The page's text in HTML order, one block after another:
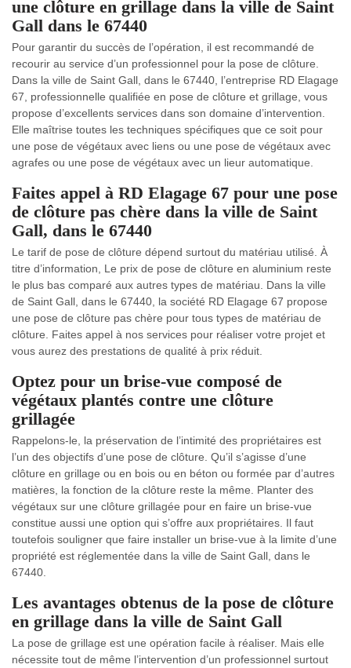
une clôture en grillage dans la ville de Saint
Gall dans le 67440
Pour garantir du succès de l’opération, il est recommandé de
recourir au service d’un professionnel pour la pose de clôture.
Dans la ville de Saint Gall, dans le 67440, l’entreprise RD Elagage
67, professionnelle qualifiée en pose de clôture et grillage, vous
propose d’excellents services dans son domaine d’intervention.
Elle maîtrise toutes les techniques spécifiques que ce soit pour
une pose de végétaux avec liens ou une pose de végétaux avec
agrafes ou une pose de végétaux avec un lieur automatique.
Faites appel à RD Elagage 67 pour une pose
de clôture pas chère dans la ville de Saint
Gall, dans le 67440
Le tarif de pose de clôture dépend surtout du matériau utilisé. À
titre d’information, Le prix de pose de clôture en aluminium reste
le plus bas comparé aux autres types de matériau. Dans la ville
de Saint Gall, dans le 67440, la société RD Elagage 67 propose
une pose de clôture pas chère pour tous types de matériau de
clôture. Faites appel à nos services pour réaliser votre projet et
vous aurez des prestations de qualité à prix réduit.
Optez pour un brise-vue composé de
végétaux plantés contre une clôture
grillagée
Rappelons-le, la préservation de l’intimité des propriétaires est
l’un des objectifs d’une pose de clôture. Qu’il s’agisse d’une
clôture en grillage ou en bois ou en béton ou formée par d’autres
matières, la fonction de la clôture reste la même. Planter des
végétaux sur une clôture grillagée pour en faire un brise-vue
constitue aussi une option qui s’offre aux propriétaires. Il faut
toutefois souligner que faire installer un brise-vue à la limite d’une
propriété est réglementée dans la ville de Saint Gall, dans le
67440.
Les avantages obtenus de la pose de clôture
en grillage dans la ville de Saint Gall
La pose de grillage est une opération facile à réaliser. Mais elle
nécessite tout de même l’intervention d’un professionnel surtout